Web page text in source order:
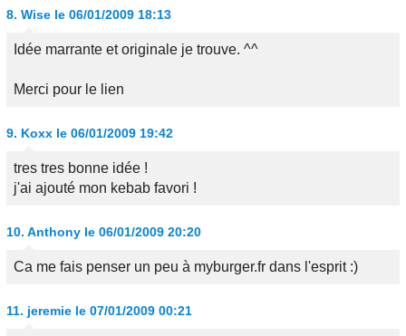
8. Wise le 06/01/2009 18:13
Idée marrante et originale je trouve. ^^
Merci pour le lien
9. Koxx le 06/01/2009 19:42
tres tres bonne idée !
j'ai ajouté mon kebab favori !
10. Anthony le 06/01/2009 20:20
Ca me fais penser un peu à myburger.fr dans l'esprit :)
11. jeremie le 07/01/2009 00:21